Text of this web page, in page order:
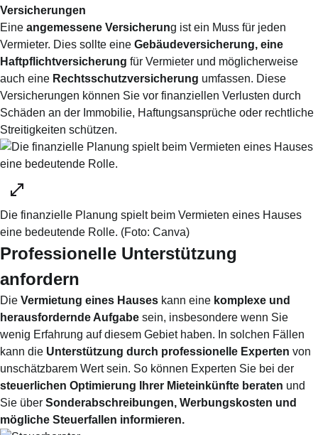
Versicherungen
Eine angemessene Versicherung ist ein Muss für jeden
Vermieter. Dies sollte eine Gebäudeversicherung, eine
Haftpflichtversicherung für Vermieter und möglicherweise
auch eine Rechtsschutzversicherung umfassen. Diese
Versicherungen können Sie vor finanziellen Verlusten durch
Schäden an der Immobilie, Haftungsansprüche oder rechtliche
Streitigkeiten schützen.
Die finanzielle Planung spielt beim Vermieten eines Hauses
eine bedeutende Rolle. (Foto: Canva)
Professionelle Unterstützung
anfordern
Die Vermietung eines Hauses kann eine komplexe und
herausfordernde Aufgabe sein, insbesondere wenn Sie
wenig Erfahrung auf diesem Gebiet haben. In solchen Fällen
kann die Unterstützung durch professionelle Experten von
unschätzbarem Wert sein. So können Experten Sie bei der
steuerlichen Optimierung Ihrer Mieteinkünfte beraten und
Sie über Sonderabschreibungen, Werbungskosten und
mögliche Steuerfallen informieren.